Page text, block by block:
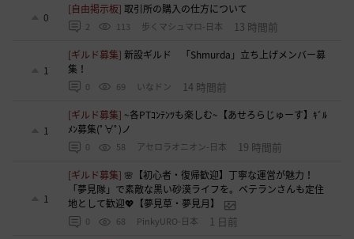
0
[自由掲示板]取引所の購入の仕方について
2 113 歩くマシュマロ-日本 13 時間前
1
[ギルド募集]新設ギルド 「Shmurda」立ち上げメンバー募
集！
0 69 いなドン 14 時間前
1
[ギルド募集] ~各PTｺﾝﾃﾝﾂも楽しむ~【あせろらじゅーす】ｷﾞﾙ
ﾒﾝ募集(ﾟ∀ﾟ)ノ
0 58 アセロラオニオン-日本 19 時間前
1
[ギルド募集] 🌸【初心者・復帰歓迎】丁寧な運営が魅力！
「夢見隊」で素敵な黒い砂漠ライフを。ベテランさんも定住
地として歓迎💖【夢見草・夢見月】
0 68 PinkyURO-日本 1 日前